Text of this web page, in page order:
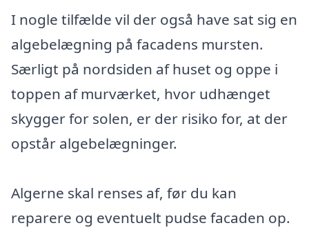
I nogle tilfælde vil der også have sat sig en
algebelægning på facadens mursten.
Særligt på nordsiden af huset og oppe i
toppen af murværket, hvor udhænget
skygger for solen, er der risiko for, at der
opstår algebelægninger.
Algerne skal renses af, før du kan
reparere og eventuelt pudse facaden op.